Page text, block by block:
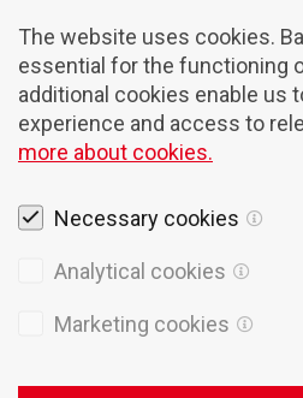
The website uses cookies.
essential for the functioning
additional cookies enable us
experience and access to
more about cookies.
Necessary cookies
Analytical cookies
Marketing cookies